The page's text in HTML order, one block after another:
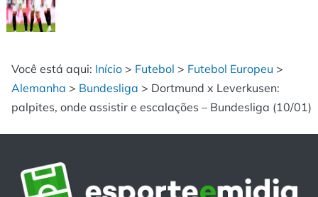
Você está aqui: Início > Futebol > Futebol Europeu >
Alemanha > Bundesliga > Dortmund x Leverkusen:
palpites, onde assistir e escalações – Bundesliga (10/01)